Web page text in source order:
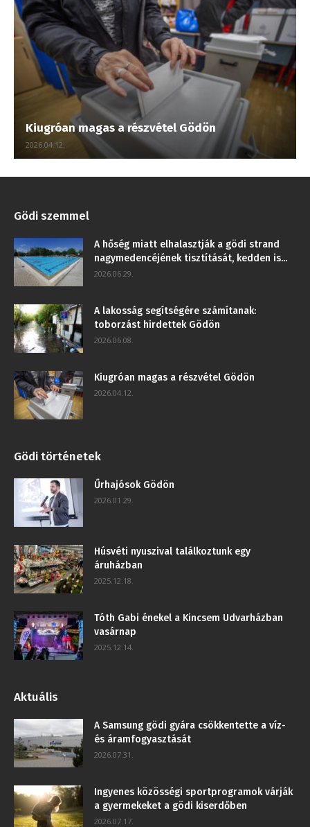
Kiugróan magas a részvétel Gödön
2026.04.12.
Gödi szemmel
A hőség miatt elhalasztják a gödi strand
nagymedencéjének tisztítását, kedden is...
2026.06.29.
A lakosság segítségére számítanak:
toborzást hirdettek Gödön
2026.06.08.
Kiugróan magas a részvétel Gödön
2026.04.12.
Gödi történetek
Űrhajósok Gödön
2026.01.29.
Húsvéti nyuszival találkoztunk egy
áruházban
2025.12.18.
Tóth Gabi énekel a Kincsem Udvarházban
vasárnap
2025.12.14.
Aktuális
A Samsung gödi gyára csökkentette a víz-
és áramfogyasztását
2026.07.31.
Ingyenes közösségi sportprogramok várják
a gyermekeket a gödi kiserdőben
2026.07.17.